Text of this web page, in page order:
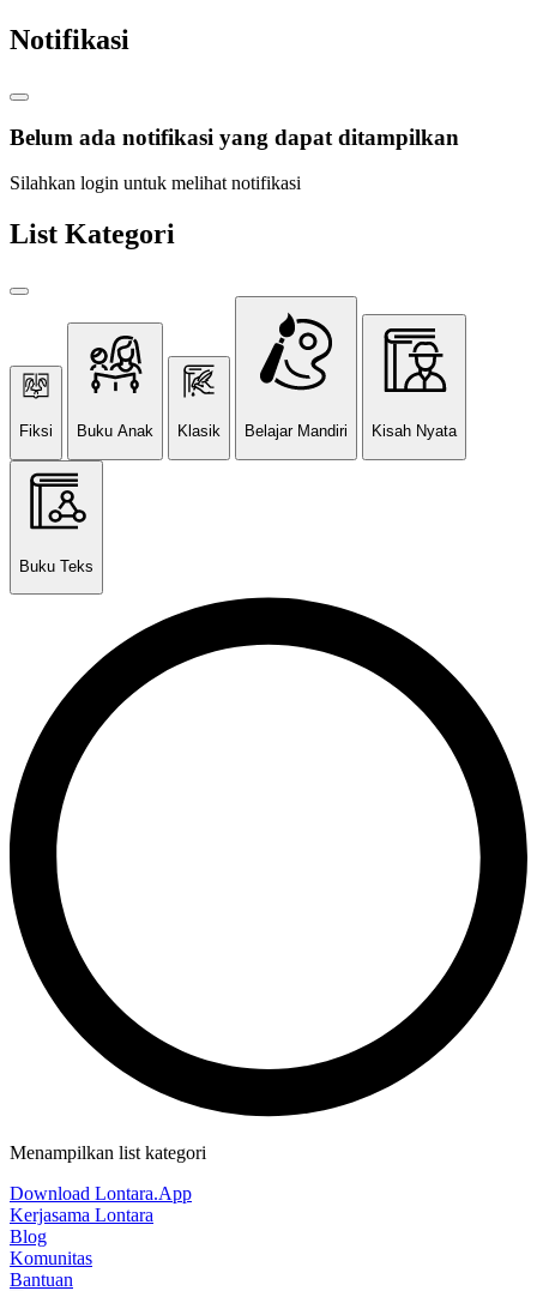
Notifikasi
Belum ada notifikasi yang dapat ditampilkan
Silahkan login untuk melihat notifikasi
List Kategori
Fiksi Buku Anak Klasik Belajar Mandiri Kisah Nyata
Buku Teks
Menampilkan list kategori
Download Lontara.App
Kerjasama Lontara
Blog
Komunitas
Bantuan